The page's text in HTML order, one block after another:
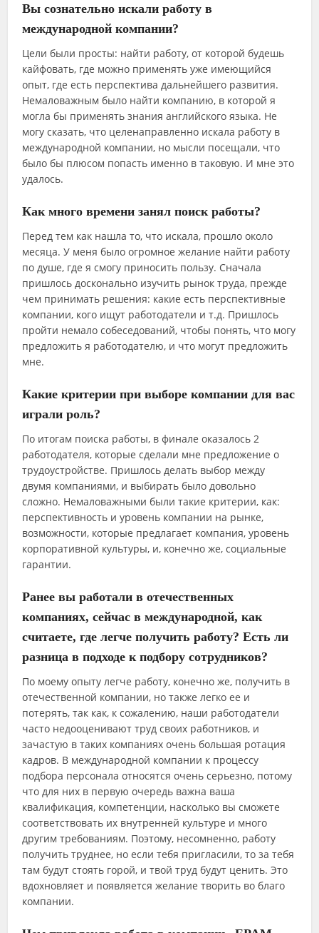
Вы сознательно искали работу в
международной компании?
Цели были просты: найти работу, от которой будешь
кайфовать, где можно применять уже имеющийся
опыт, где есть перспектива дальнейшего развития.
Немаловажным было найти компанию, в которой я
могла бы применять знания английского языка. Не
могу сказать, что целенаправленно искала работу в
международной компании, но мысли посещали, что
было бы плюсом попасть именно в таковую. И мне это
удалось.
Как много времени занял поиск работы?
Перед тем как нашла то, что искала, прошло около
месяца. У меня было огромное желание найти работу
по душе, где я смогу приносить пользу. Сначала
пришлось досконально изучить рынок труда, прежде
чем принимать решения: какие есть перспективные
компании, кого ищут работодатели и т.д. Пришлось
пройти немало собеседований, чтобы понять, что могу
предложить я работодателю, и что могут предложить
мне.
Какие критерии при выборе компании для вас
играли роль?
По итогам поиска работы, в финале оказалось 2
работодателя, которые сделали мне предложение о
трудоустройстве. Пришлось делать выбор между
двумя компаниями, и выбирать было довольно
сложно. Немаловажными были такие критерии, как:
перспективность и уровень компании на рынке,
возможности, которые предлагает компания, уровень
корпоративной культуры, и, конечно же, социальные
гарантии.
Ранее вы работали в отечественных
компаниях, сейчас в международной, как
считаете, где легче получить работу? Есть ли
разница в подходе к подбору сотрудников?
По моему опыту легче работу, конечно же, получить в
отечественной компании, но также легко ее и
потерять, так как, к сожалению, наши работодатели
часто недооценивают труд своих работников, и
зачастую в таких компаниях очень большая ротация
кадров. В международной компании к процессу
подбора персонала относятся очень серьезно, потому
что для них в первую очередь важна ваша
квалификация, компетенции, насколько вы сможете
соответствовать их внутренней культуре и много
другим требованиям. Поэтому, несомненно, работу
получить труднее, но если тебя пригласили, то за тебя
там будут стоять горой, и твой труд будут ценить. Это
вдохновляет и появляется желание творить во благо
компании.